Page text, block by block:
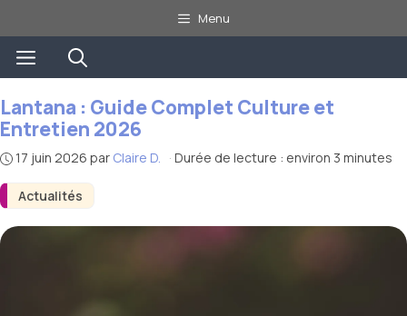
au
contenu
Menu
Menu
Actualités
Lantana : Guide Complet Culture et
Entretien 2026
17 juin 2026 par Claire D. · Durée de lecture : environ 3 minutes